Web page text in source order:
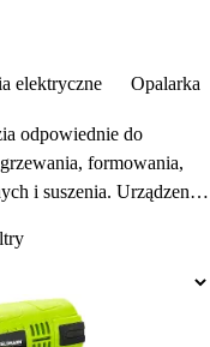
elektryczne
Opalarka
odpowiednie do
formowania,
i suszenia. Urządzenia
powietrza, co
zadań. Ergonomiczna
użytkowanie, a
osłony ochronne i
użytkownika.